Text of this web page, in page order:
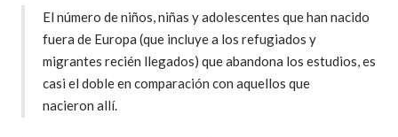
El número de niños, niñas y adolescentes que han nacido
fuera de Europa (que incluye a los refugiados y
migrantes recién llegados) que abandona los estudios, es
casi el doble en comparación con aquellos que
nacieron allí.